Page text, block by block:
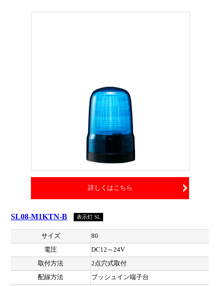
詳しくはこちら
SL08-M1KTN-B 表示灯 SL
サイズ
80
電圧
DC12～24V
取付方法
2点穴式取付
配線方法
プッシュイン端子台